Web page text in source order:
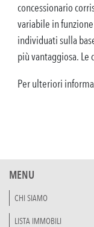
concessionario
variabile in
individuati sulla
più vantaggiosa. Le
Per ulteriori
MENU
CHI SIAMO
LISTA IMMOBILI